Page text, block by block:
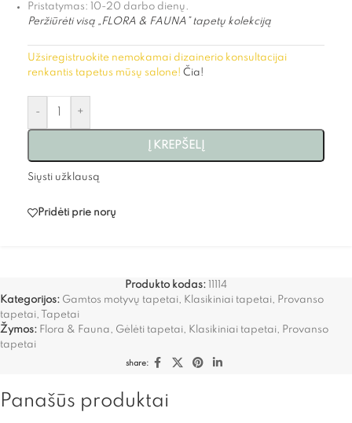
Pristatymas: 10-20 darbo dienų.
Peržiūrėti visą „FLORA & FAUNA” tapetų kolekciją
Užsiregistruokite nemokamai dizainerio konsultacijai
renkantis tapetus mūsų salone! Čia!
- +
Į KREPŠELĮ
Siųsti užklausą
Pridėti prie norų
Produkto kodas:
11114
Kategorijos: Gamtos motyvų tapetai Klasikiniai tapetai
Provanso
tapetai
Tapetai
Žymos: Flora & Fauna Gėlėti tapetai Klasikiniai tapetai
Provanso
tapetai
share:
Panašūs produktai